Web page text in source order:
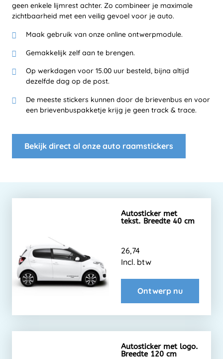
geen enkele lijmrest achter. Zo combineer je maximale
zichtbaarheid met een veilig gevoel voor je auto.
Maak gebruik van onze online ontwerpmodule.
Gemakkelijk zelf aan te brengen.
Op werkdagen voor 15.00 uur besteld, bijna altijd
dezelfde dag op de post.
De meeste stickers kunnen door de brievenbus en voor
een brievenbuspakketje krijg je geen track & trace.
Bekijk direct al onze auto raamstickers
Autosticker met
tekst. Breedte 40 cm
26,74
Incl. btw
Ontwerp nu
Autosticker met logo.
Breedte 120 cm